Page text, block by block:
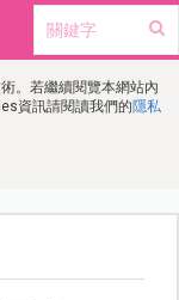
。若繼續閱覽本網站內
資訊請閱讀我們的隱私